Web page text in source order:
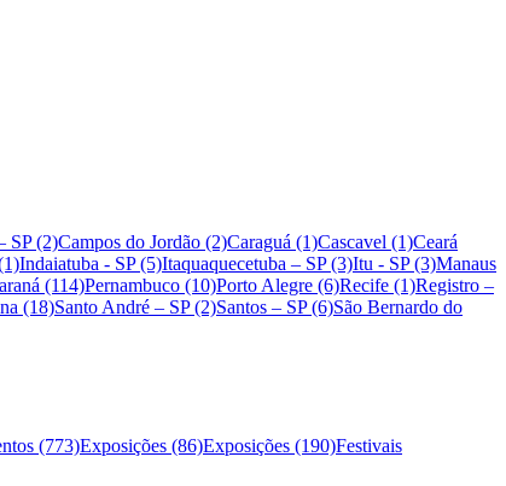
SP (2)Campos do Jordão (2)Caraguá (1)Cascavel (1)Ceará
Indaiatuba - SP (5)Itaquaquecetuba – SP (3)Itu - SP (3)Manaus
(114)Pernambuco (10)Porto Alegre (6)Recife (1)Registro –
(18)Santo André – SP (2)Santos – SP (6)São Bernardo do
(773)Exposições (86)Exposições (190)Festivais